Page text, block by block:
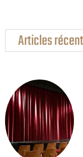
Articles